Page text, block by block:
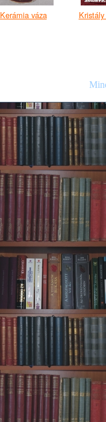
Kerámia váza